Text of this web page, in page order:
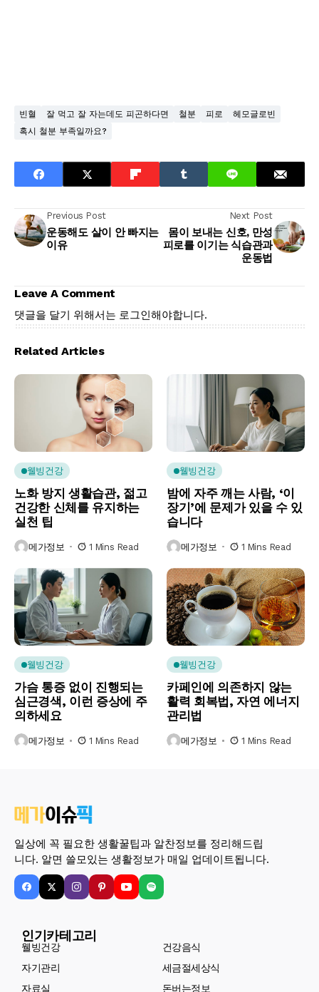
빈혈 잘 먹고 잘 자는데도 피곤하다면 철분 피로
헤모글로빈
혹시 철분 부족일까요?
Previous Post
운동해도 살이 안 빠지는
이유
Next Post
몸이 보내는 신호, 만성
피로를 이기는 식습관과
운동법
Leave A Comment
댓글을 달기 위해서는 로그인해야합니다.
Related Articles
웰빙건강
노화 방지 생활습관, 젊고
건강한 신체를 유지하는
실천 팁
메가정보 1 Mins Read
웰빙건강
밤에 자주 깨는 사람, ‘이
장기’에 문제가 있을 수 있
습니다
메가정보 1 Mins Read
웰빙건강
가슴 통증 없이 진행되는
심근경색, 이런 증상에 주
의하세요
메가정보 1 Mins Read
웰빙건강
카페인에 의존하지 않는
활력 회복법, 자연 에너지
관리법
메가정보 1 Mins Read
일상에 꼭 필요한 생활꿀팁과 알찬정보를 정리해드립
니다. 알면 쓸모있는 생활정보가 매일 업데이트됩니다.
인기카테고리
웰빙건강
건강음식
자기관리
세금절세상식
자료실
돈버는정보